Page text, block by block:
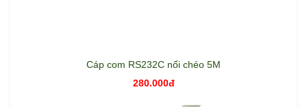
Cáp com RS232C nối chéo 5M
280.000đ